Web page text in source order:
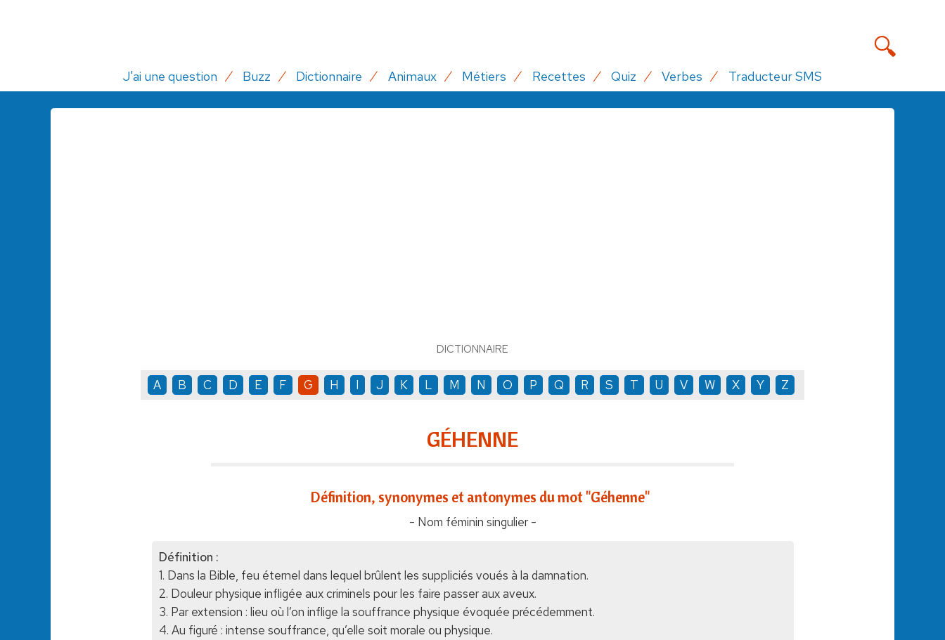
J'ai une question Buzz Dictionnaire Animaux Métiers Recettes Quiz Verbes Traducteur SMS
DICTIONNAIRE
A B C D E F G H I J K L M N O P Q R S T U V W X Y Z
GÉHENNE
Définition, synonymes et antonymes du mot "Géhenne"
- Nom féminin singulier -
Définition :
1. Dans la Bible, feu éternel dans lequel brûlent les suppliciés voués à la damnation.
2. Douleur physique infligée aux criminels pour les faire passer aux aveux.
3. Par extension : lieu où l’on inflige la souffrance physique évoquée précédemment.
4. Au figuré : intense souffrance, qu’elle soit morale ou physique.